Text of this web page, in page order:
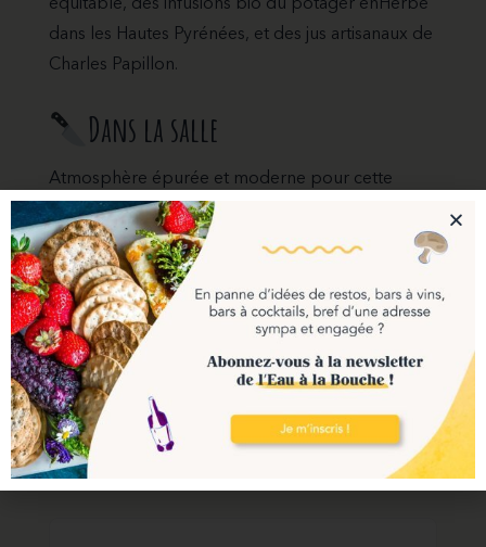
équitable, des infusions bio du potager enHerbé
dans les Hautes Pyrénées, et des jus artisanaux de
Charles Papillon.
Dans la salle
Atmosphère épurée et moderne pour cette
ancienne imprimerie, dont le mur du fond,
recouvert d’anciennes unes de journaux, se fait
garant du souvenir. La salle tout en longueur
s’ouvre à l’arrière sur une belle verrière, dans
laquelle on peut voir le chef à l’œuvre par la
cuisine ouverte. Tables en bois, lampes design et
ampoules à filaments achèvent de donner une
touche trendy au lieu.